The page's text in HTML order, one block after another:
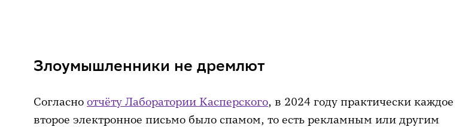
Не слишком умный дом
Покажи свой экран
Злоумышленники не дремлют
Согласно отчёту Лаборатории Касперского, в 2024 году практически каждое
второе электронное письмо было спамом, то есть рекламным или другим